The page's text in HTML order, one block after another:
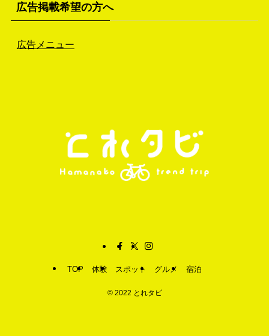
広告掲載希望の方へ
広告メニュー
TOP 体験 スポット グルメ 宿泊
©2022 とれタビ